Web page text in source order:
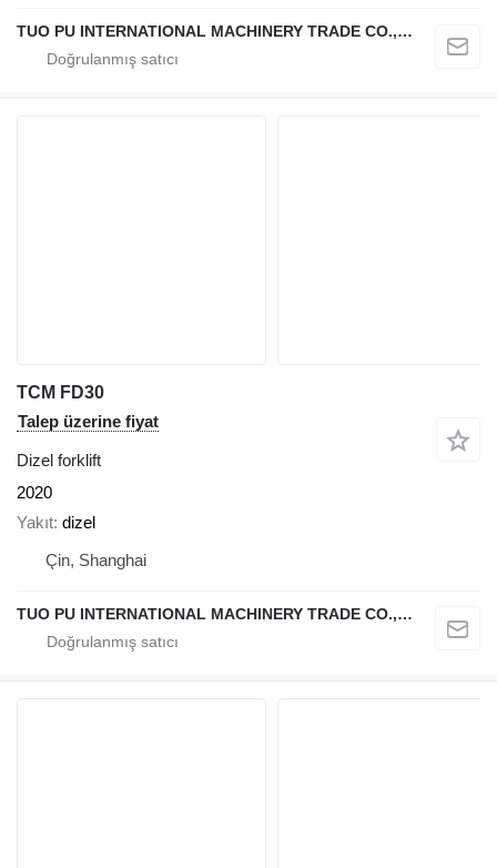
TUO PU INTERNATIONAL MACHINERY TRADE CO., LTD
TCM FD30
Talep üzerine fiyat
Dizel forklift
2020
Yakıt dizel
Çin, Shanghai
TUO PU INTERNATIONAL MACHINERY TRADE CO., LTD